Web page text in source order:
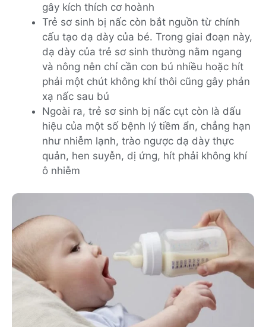
gây kích thích cơ hoành
Trẻ sơ sinh bị nấc còn bắt nguồn từ chính
cấu tạo dạ dày của bé. Trong giai đoạn này,
dạ dày của trẻ sơ sinh thường nằm ngang
và nông nên chỉ cần con bú nhiều hoặc hít
phải một chút không khí thôi cũng gây phản
xạ nấc sau bú
Ngoài ra, trẻ sơ sinh bị nấc cụt còn là dấu
hiệu của một số bệnh lý tiềm ẩn, chẳng hạn
như nhiễm lạnh, trào ngược dạ dày thực
quản, hen suyễn, dị ứng, hít phải không khí
ô nhiễm